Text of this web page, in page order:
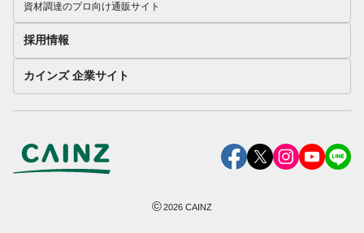
資材調達のプロ向け通販サイト
採用情報
カインズ 企業サイト
©2026 CAINZ